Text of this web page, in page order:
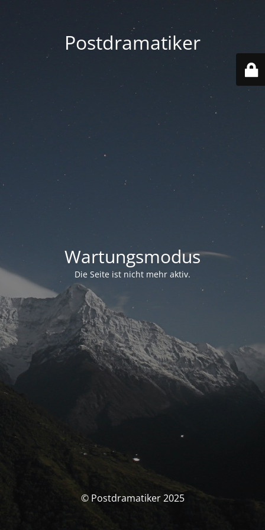
Postdramatiker
Wartungsmodus
Die Seite ist nicht mehr aktiv.
© Postdramatiker 2025